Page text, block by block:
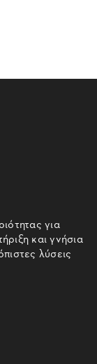
για
και γνήσια
λύσεις